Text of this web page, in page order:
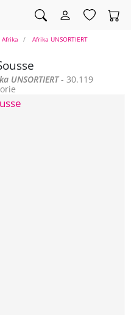
Afrika UNSORTIERT
UNSORTIERT- 30.119